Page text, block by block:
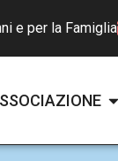
e per la Famiglia